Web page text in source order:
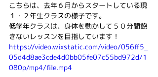
こちらは、去年６月からスタートしている現
１・２年生クラスの様子です。
低学年クラスは、身体を動かして５０分間飽
きないレッスンを目指しています！
https://video.wixstatic.com/video/056ff5_
05d4d8ae3cde4d0bb05fe07c55bd972d/1
080p/mp4/file.mp4